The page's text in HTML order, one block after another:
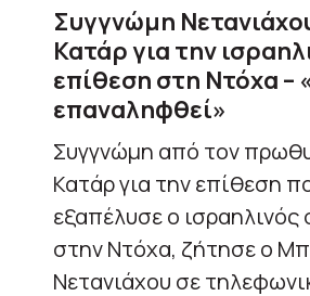
Συγγνώμη
Κατάρ για την
επίθεση στη Ντόχα –
επαναληφθεί»
Συγγνώμη από τον
Κατάρ για την επίθεση
εξαπέλυσε ο ισραηλινός
στην Ντόχα, ζήτησε ο
Νετανιάχου σε